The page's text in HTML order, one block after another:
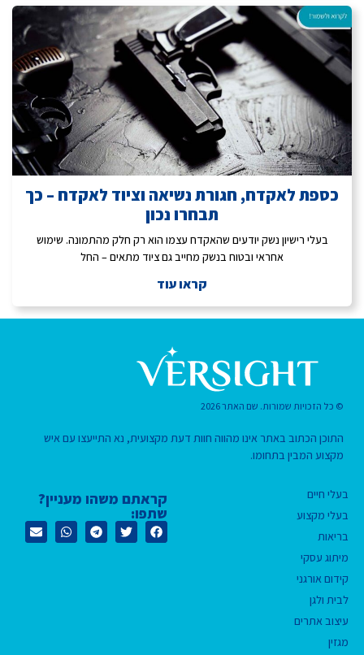
כספת לאקדח, חגורת נשיאה וציוד לאקדח – כך
תבחרו נכון
בעלי רישיון נשק יודעים שהאקדח עצמו הוא רק חלק מהתמונה. שימוש
אחראי ובטוח בנשק מחייב גם ציוד מתאים – החל
קראו עוד
© כל הזכויות שמורות. שם האתר 2026
בעלי חיים
בעלי מקצוע
בריאות
מיתוג עסקי
קידום אורגני
לבית ולגן
עיצוב אתרים
מגזין
התוכן הכתוב באתר אינו מהווה חוות דעת מקצועית, נא התייעצו עם איש
מקצוע המבין בתחומו.
קראתם משהו מעניין?
שתפו: